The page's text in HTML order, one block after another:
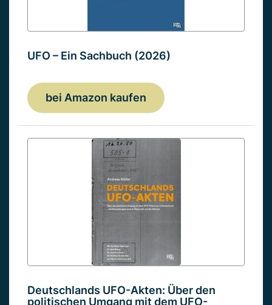
UFO – Ein Sachbuch (2026)
bei Amazon kaufen
Deutschlands UFO-Akten: Über den
politischen Umgang mit dem UFO-